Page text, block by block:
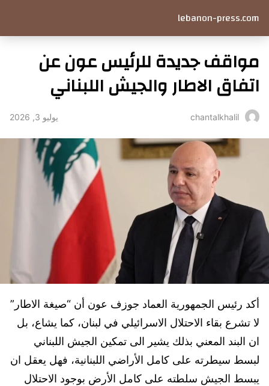
lebanon-press.com
مواقف جديدة للرئيس عون عن
اتفاق الاطار والجيش اللبناني
chantalkhalil يوليو 3, 2026
أكد رئيس الجمهورية العماد جوزف عون أن “صيغة الاطار”
لا تشرع بقاء الاحتلال الاسرائيلي في لبنان، كما يشاع، بل
ان البند المعني بذلك يشير الى تمكين الجيش اللبناني
لبسط سيطرته على كامل الأراضي اللبنانية، فهل يعقل ان
يبسط الجيش سلطته على كامل الأرض بوجود الاحتلال